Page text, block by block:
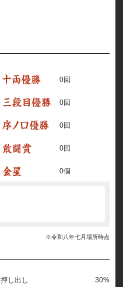
0回
0回
0回
0回
0個
※令和八年七月場所時点
押し出し
30%